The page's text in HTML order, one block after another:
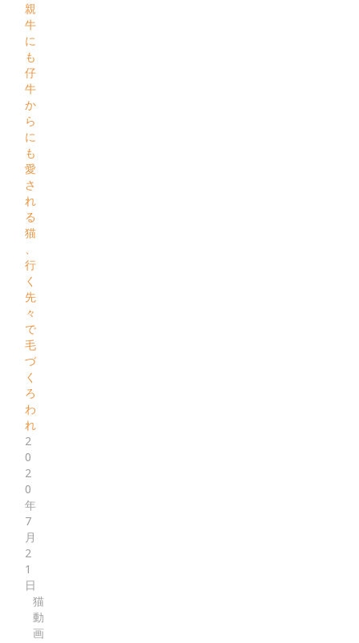
親
牛
に
も
仔
牛
か
ら
に
も
愛
さ
れ
る
猫
、
行
く
先
々
で
毛
づ
く
ろ
わ
れ
2
0
2
0
年
7
月
2
1
日
猫
動
画